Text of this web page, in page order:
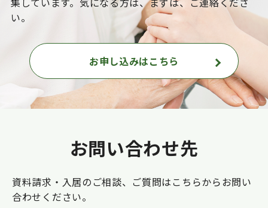
い。
お申し込みはこちら
お問い合わせ先
資料請求・入居のご相談、ご質問はこちらからお問い
合わせください。